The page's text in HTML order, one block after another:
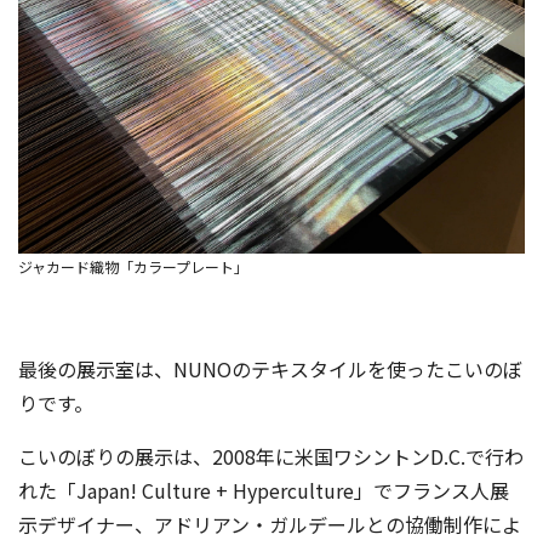
ジャカード織物「カラープレート」
最後の展示室は、NUNOのテキスタイルを使ったこいのぼ
りです。
こいのぼりの展示は、2008年に米国ワシントンD.C.で行わ
れた「Japan! Culture + Hyperculture」でフランス人展
示デザイナー、アドリアン・ガルデールとの協働制作によ